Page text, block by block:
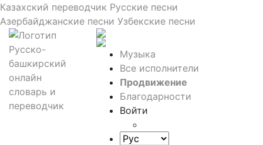
Казахский переводчик Русские песни
Азербайджанские песни Узбекские песни
Музыка
Все исполнители
Продвижение
Благодарности
Войти